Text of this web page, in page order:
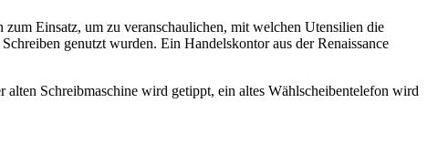
Einsatz, um zu veranschaulichen, mit welchen Utensilien die
genutzt wurden. Ein Handelskontor aus der Renaissance
Schreibmaschine wird getippt, ein altes Wählscheibentelefon wird